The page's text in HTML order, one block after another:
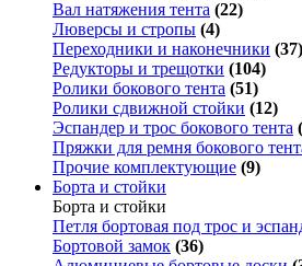
Вал натяжения тента (22)
Люверсы и стропы (4)
Переходники и наконечники (37)
Редукторы и трещотки (104)
Ролики бокового тента (51)
Ролики сдвижной стойки (12)
Эспандер и трос бокового тента
Пряжки для ремня бокового
Прочие комплектующие (9)
Борта и стойки
Борта и стойки
Петля бортовая под трос и
Бортовой замок (36)